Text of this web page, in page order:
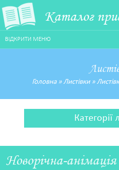
Каталог
ВІДКРИТИ МЕНЮ
Головна» Листівки»
Категорії
Новорічна-анімація